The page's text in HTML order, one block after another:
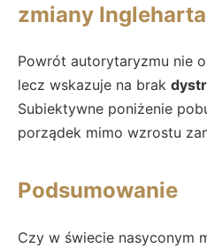
zmiany Ingleharta
Powrót autorytaryzmu nie
lecz wskazuje na brak
Subiektywne poniżenie
porządek mimo wzrostu
Podsumowanie
Czy w świecie nasyconym